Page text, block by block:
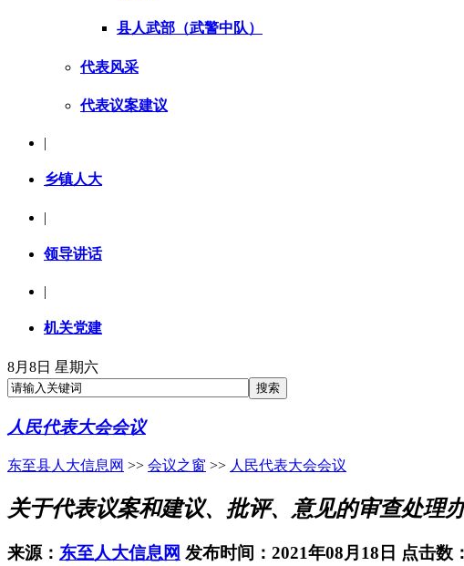
县人武部（武警中队）
代表风采
代表议案建议
|
乡镇人大
|
领导讲话
|
机关党建
8月8日 星期六
人民代表大会会议
东至县人大信息网 >> 会议之窗 >> 人民代表大会会议
关于代表议案和建议、批评、意见的审查处理
来源： 东至人大信息网 发布时间：2021年08月18日 点击数